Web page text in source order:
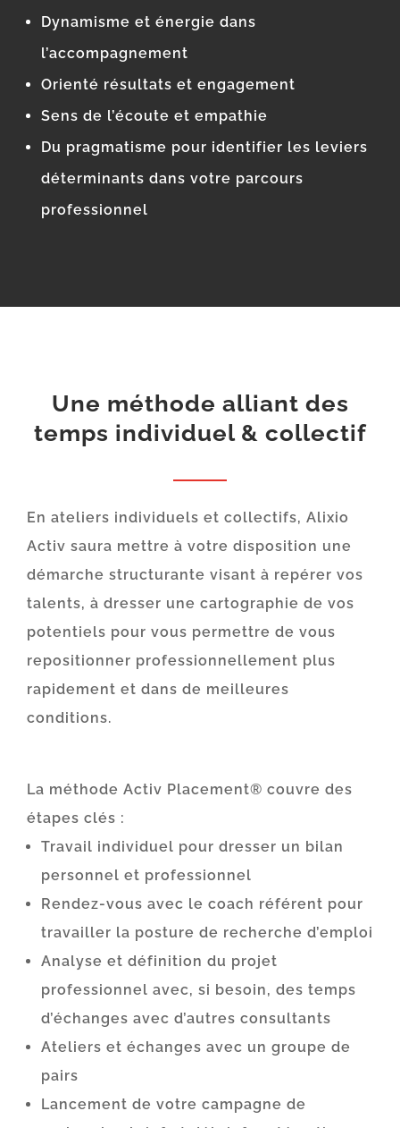
Dynamisme et énergie dans
l’accompagnement
Orienté résultats et engagement
Sens de l’écoute et empathie
Du pragmatisme pour identifier les leviers
déterminants dans votre parcours
professionnel
Une méthode alliant des
temps individuel & collectif
En ateliers individuels et collectifs, Alixio
Activ saura mettre à votre disposition une
démarche structurante visant à repérer vos
talents, à dresser une cartographie de vos
potentiels pour vous permettre de vous
repositionner professionnellement plus
rapidement et dans de meilleures
conditions.
La méthode Activ Placement® couvre des
étapes clés :
Travail individuel pour dresser un bilan
personnel et professionnel
Rendez-vous avec le coach référent pour
travailler la posture de recherche d’emploi
Analyse et définition du projet
professionnel avec, si besoin, des temps
d’échanges avec d’autres consultants
Ateliers et échanges avec un groupe de
pairs
Lancement de votre campagne de